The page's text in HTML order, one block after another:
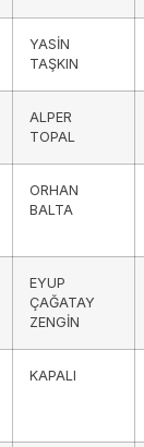
YASİN
TAŞKIN
ALPER
TOPAL
ORHAN
BALTA
EYUP
ÇAĞATAY
ZENGİN
KAPALI